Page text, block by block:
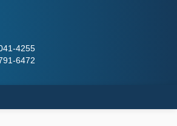
4255
6472